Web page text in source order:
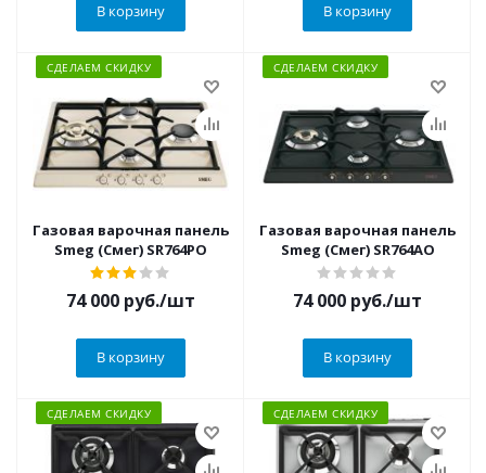
В корзину В корзину
СДЕЛАЕМ СКИДКУ
Газовая варочная панель
Smeg (Смег) SR764PO
74 000 руб./шт
В корзину
СДЕЛАЕМ СКИДКУ
Газовая варочная панель
Smeg (Смег) SR764AO
74 000 руб./шт
В корзину
СДЕЛАЕМ СКИДКУ СДЕЛАЕМ СКИДКУ